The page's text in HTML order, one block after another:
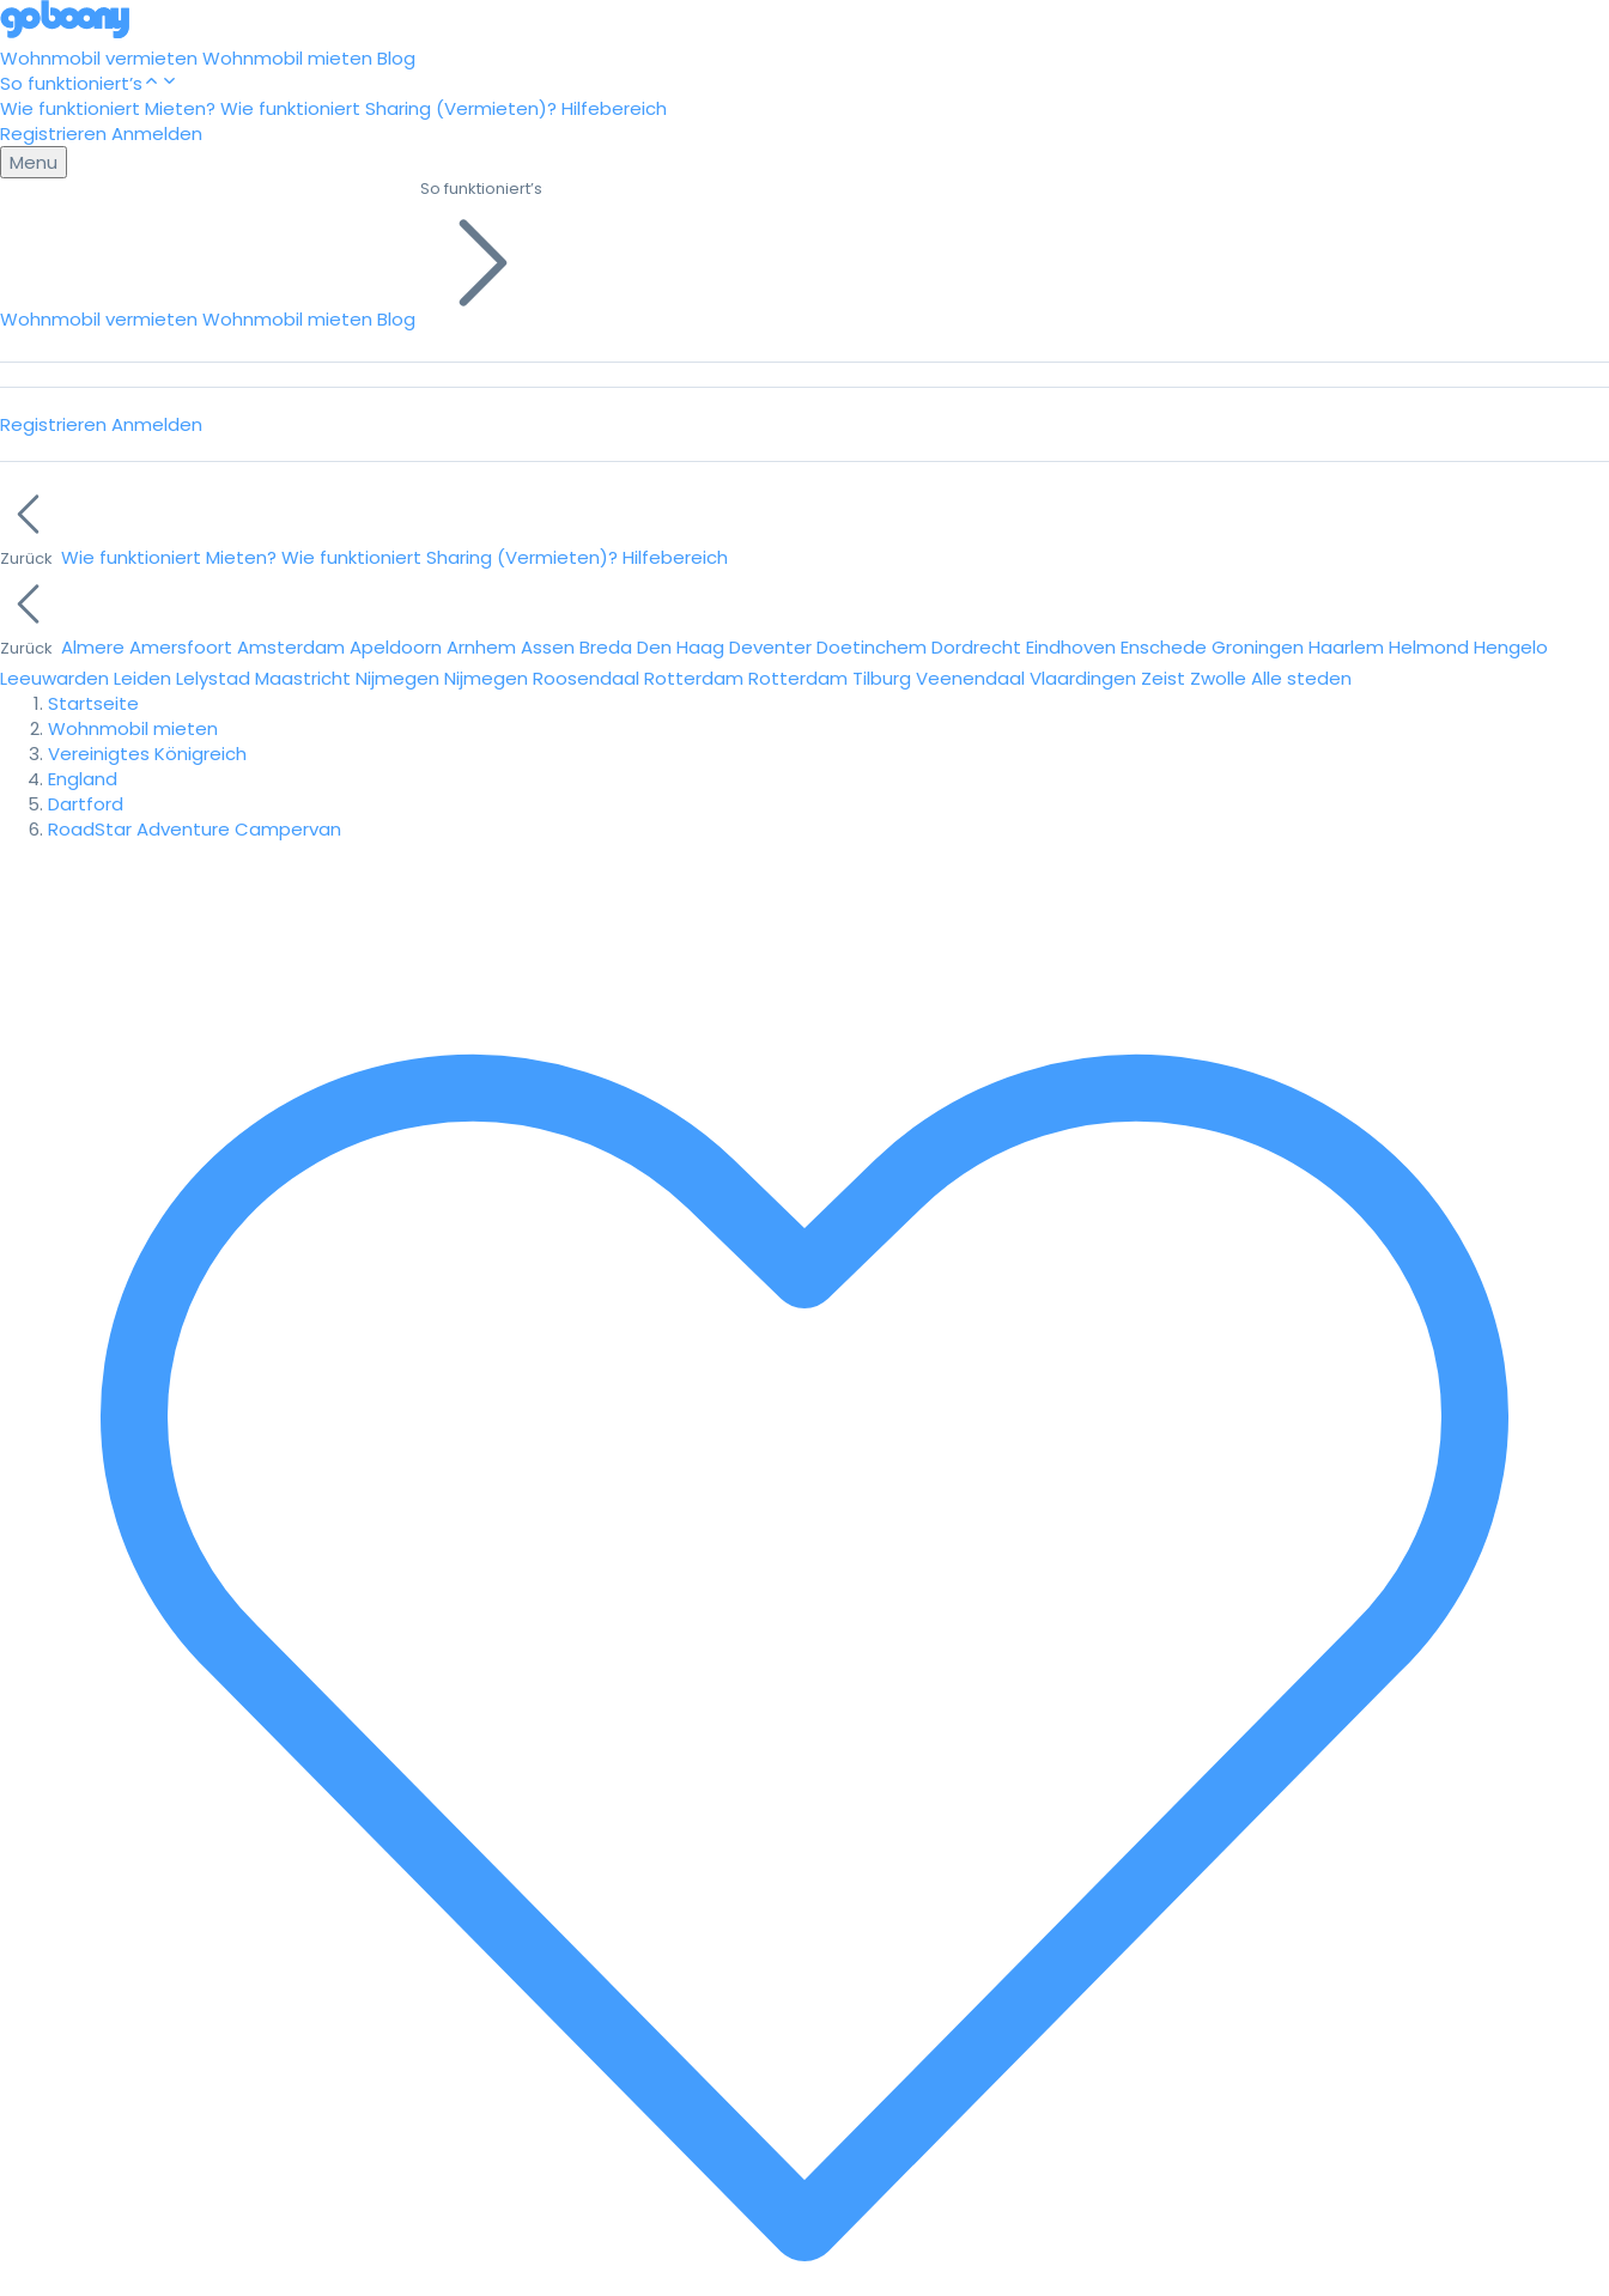
Wohnmobil vermieten Wohnmobil mieten Blog
So funktioniert’s
Wie funktioniert Mieten? Wie funktioniert Sharing (Vermieten)? Hilfebereich
Registrieren Anmelden
Menu
Wohnmobil vermieten Wohnmobil mieten Blog
So funktioniert’s
Registrieren Anmelden
Zurück Wie funktioniert Mieten? Wie funktioniert Sharing (Vermieten)? Hilfebereich
Zurück Almere Amersfoort Amsterdam Apeldoorn Arnhem Assen Breda Den Haag DeventerDoetinchem Dordrecht Eindhoven Enschede Groningen Haarlem Helmond Hengelo
Leeuwarden Leiden Lelystad Maastricht Nijmegen Nijmegen Roosendaal Rotterdam Rotterdam Tilburg Veenendaal Vlaardingen Zeist Zwolle Alle steden
Startseite
Wohnmobil mieten
Vereinigtes Königreich
England
Dartford
RoadStar Adventure Campervan